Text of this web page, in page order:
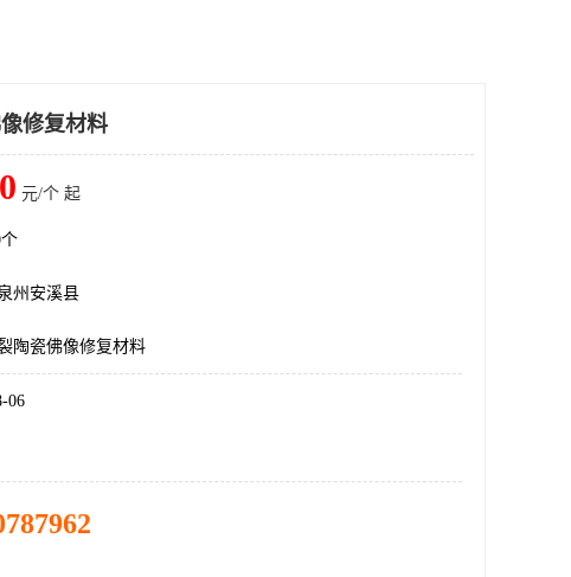
修复材料
元/个 起
州安溪县
陶瓷佛像修复材料
06